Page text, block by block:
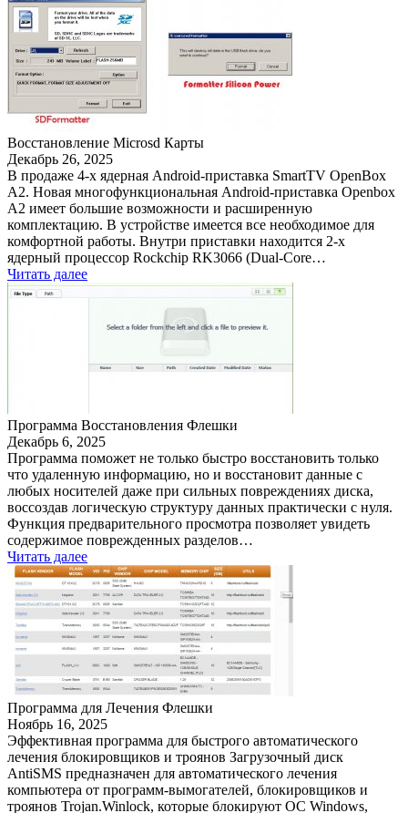
Восстановление Microsd Карты
Декабрь 26, 2025
В продаже 4-х ядерная Android-приставка SmartTV OpenBox
A2. Новая многофункциональная Android-приставка Openbox
A2 имеет большие возможности и расширенную
комплектацию. В устройстве имеется все необходимое для
комфортной работы. Внутри приставки находится 2-х
ядерный процессор Rockchip RK3066 (Dual-Core…
Читать далее
Программа Восстановления Флешки
Декабрь 6, 2025
Программа поможет не только быстро восстановить только
что удаленную информацию, но и восстановит данные с
любых носителей даже при сильных повреждениях диска,
воссоздав логическую структуру данных практически с нуля.
Функция предварительного просмотра позволяет увидеть
содержимое поврежденных разделов…
Читать далее
Программа для Лечения Флешки
Ноябрь 16, 2025
Эффективная программа для быстрого автоматического
лечения блокировщиков и троянов Загрузочный диск
AntiSMS предназначен для автоматического лечения
компьютера от программ-вымогателей, блокировщиков и
троянов Trojan.Winlock, которые блокируют ОС Windows,